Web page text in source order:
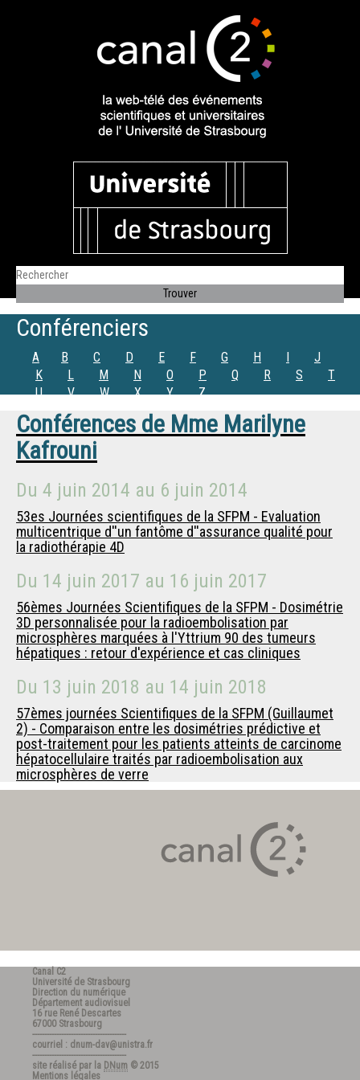
Conférenciers
A B C D E F G H I
J
K
L M N O P Q R S
T
U
V W X Y Z
Conférences de Mme Marilyne
Kafrouni
Du 4 juin 2014 au 6 juin 2014
53es Journées scientifiques de la SFPM - Evaluation
multicentrique d''un fantôme d''assurance qualité pour
la radiothérapie 4D
Du 14 juin 2017 au 16 juin 2017
56èmes Journées Scientifiques de la SFPM - Dosimétrie
3D personnalisée pour la radioembolisation par
microsphères marquées à l'Yttrium 90 des tumeurs
hépatiques : retour d'expérience et cas cliniques
Du 13 juin 2018 au 14 juin 2018
57èmes journées Scientifiques de la SFPM (Guillaumet
2) - Comparaison entre les dosimétries prédictive et
post-traitement pour les patients atteints de carcinome
hépatocellulaire traités par radioembolisation aux
microsphères de verre
Canal C2
Université de Strasbourg
Direction du numérique
Département audiovisuel
16 rue René Descartes
67000 Strasbourg
---------------------------------------
courriel : dnum-dav@unistra.fr
---------------------------------------
site réalisé par la DNum © 2015
Mentions légales